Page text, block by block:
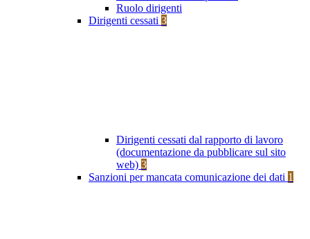
Ruolo dirigenti
Dirigenti cessati 3
Dirigenti cessati dal rapporto di lavoro
(documentazione da pubblicare sul sito
web) 3
Sanzioni per mancata comunicazione dei dati 1